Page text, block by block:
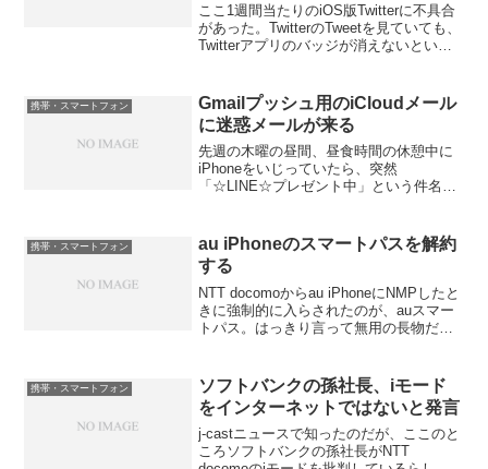
ここ1週間当たりのiOS版Twitterに不具合
があった。TwitterのTweetを見ていても、
Twitterアプリのバッジが消えないという
るから消えない、とい...
携帯・スマートフォン
Gmailプッシュ用のiCloudメール
に迷惑メールが来る
先週の木曜の昼間、昼食時間の休憩中に
iPhoneをいじっていたら、突然
「☆LINE☆プレゼント中」という件名の
し、困ったのは、この迷惑メールが
iPhoneのメールの送受信...
携帯・スマートフォン
au iPhoneのスマートパスを解約
する
NTT docomoからau iPhoneにNMPしたと
きに強制的に入らされたのが、auスマー
トパス。はっきり言って無用の長物だっ
契約後解約しても問題ないらしいことが
判...
携帯・スマートフォン
ソフトバンクの孫社長、iモード
をインターネットではないと発言
j-castニュースで知ったのだが、ここのと
ころソフトバンクの孫社長がNTT